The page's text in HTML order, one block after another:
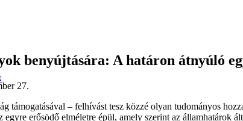
benyújtására: A határon átnyúló
27.
támogatásával – felhívást tesz közzé olyan tudományos
egyre erősödő elméletre épül, amely szerint az államhatárok